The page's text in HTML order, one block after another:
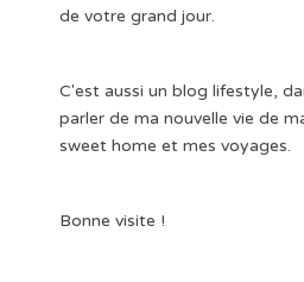
de votre grand jour.
C'est aussi un blog lifestyle,
parler de ma nouvelle vie de
sweet home et mes voyages.
Bonne visite !